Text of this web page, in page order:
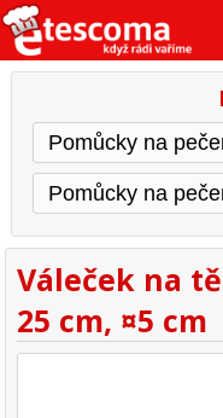
Váleček na
25 cm, ¤5 cm